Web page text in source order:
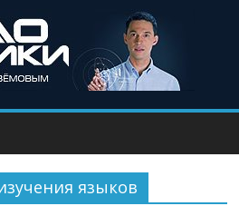
языков